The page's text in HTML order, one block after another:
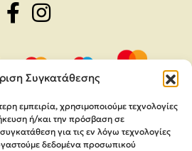
Συγκατάθεσης
εμπειρία, χρησιμοποιούμε τεχνολογίες
ή/και την πρόσβαση σε
για τις εν λόγω τεχνολογίες
δεδομένα προσωπικού